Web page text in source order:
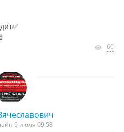
60
9 июля 09:58